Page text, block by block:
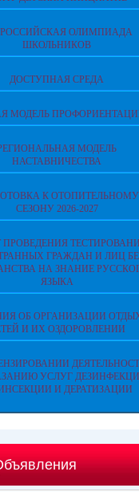
ОЛИМПИАДА
ШКОЛЬНИКОВ
ДОСТУПНАЯ СРЕДА
МОДЕЛЬ
МОДЕЛЬ
НАСТАВНИЧЕСТВА
К ОТОПИТЕЛЬНОМУ
СЕЗОНУ 2026-2027
ПРОВЕДЕНИЯ
ГРАЖДАН И ЛИЦ
НА ЗНАНИЕ
ЯЗЫКА
ОБ ОРГАНИЗАЦИИ
И ИХ ОЗДОРОВЛЕНИИ
УСЛУГ
И ДЕРАТИЗАЦИИ